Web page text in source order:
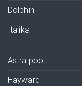
Dolphin
Italika
Astralpool
Hayward